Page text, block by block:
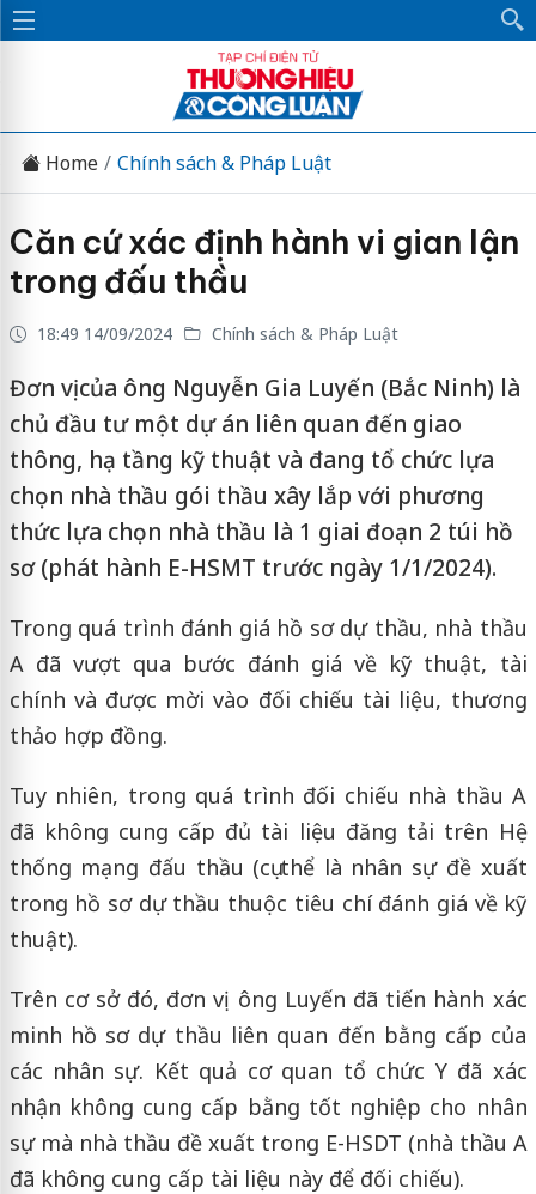
Home Chính sách & Pháp Luật
Căn cứ xác định hành vi gian lận
trong đấu thầu
18:49 14/09/2024 Chính sách & Pháp Luật
Đơn vị của ông Nguyễn Gia Luyến (Bắc Ninh) là
chủ đầu tư một dự án liên quan đến giao
thông, hạ tầng kỹ thuật và đang tổ chức lựa
chọn nhà thầu gói thầu xây lắp với phương
thức lựa chọn nhà thầu là 1 giai đoạn 2 túi hồ
sơ (phát hành E-HSMT trước ngày 1/1/2024).
Trong quá trình đánh giá hồ sơ dự thầu, nhà thầu
A đã vượt qua bước đánh giá về kỹ thuật, tài
chính và được mời vào đối chiếu tài liệu, thương
thảo hợp đồng.
Tuy nhiên, trong quá trình đối chiếu nhà thầu A
đã không cung cấp đủ tài liệu đăng tải trên Hệ
thống mạng đấu thầu (cụ thể là nhân sự đề xuất
trong hồ sơ dự thầu thuộc tiêu chí đánh giá về kỹ
thuật).
Trên cơ sở đó, đơn vị ông Luyến đã tiến hành xác
minh hồ sơ dự thầu liên quan đến bằng cấp của
các nhân sự. Kết quả cơ quan tổ chức Y đã xác
nhận không cung cấp bằng tốt nghiệp cho nhân
sự mà nhà thầu đề xuất trong E-HSDT (nhà thầu A
đã không cung cấp tài liệu này để đối chiếu).